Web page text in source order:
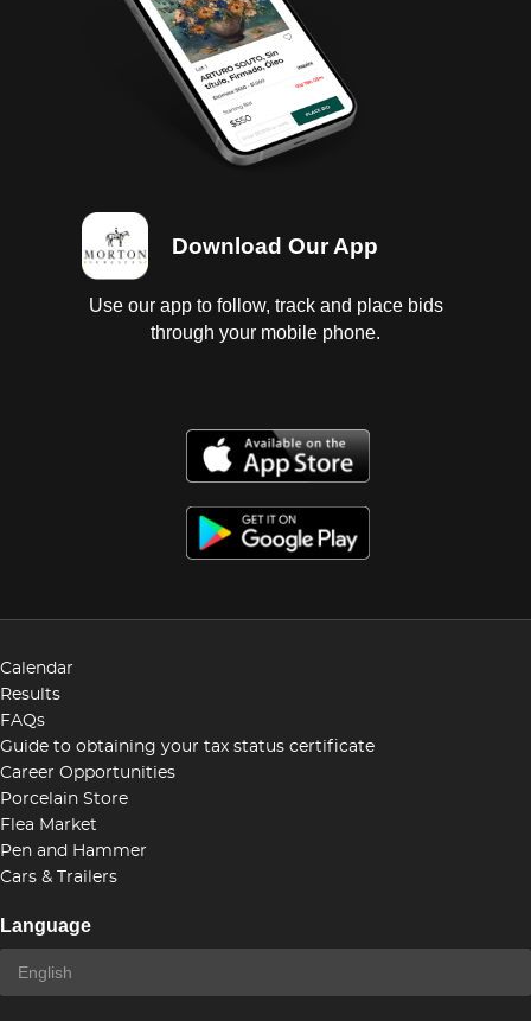
Llantas con 1/4 de vida; Interiores vestiduras rotas,
cielo sucio; Instrumentos en regular estado sin
probar; Suspensión de aire sin probar; Chasis en
buen estado; Carrocería con golpes ligeros.
NÚMERO DE MOTOR NO VISIBLE. Baja federal y
estatal 2023. Se entregan baja y tenencias en copia,
es responsabilidad del cliente certificarlas.
Download Our App
Use our app to follow, track and place bids
through your mobile phone.
Calendar
Results
FAQs
Guide to obtaining your tax status certificate
Career Opportunities
Porcelain Store
Flea Market
Pen and Hammer
Cars & Trailers
Language